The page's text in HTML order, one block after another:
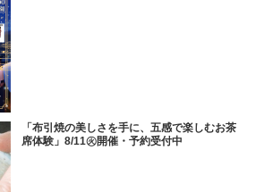
「布引焼の美しさを手に、五感で楽しむお茶
席体験」8/11㊋開催・予約受付中